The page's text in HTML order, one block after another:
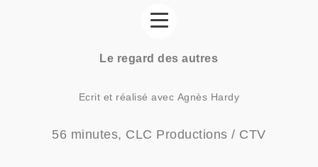
Le regard des autres
Ecrit et réalisé avec Agnès Hardy
56 minutes, CLC Productions / CTV